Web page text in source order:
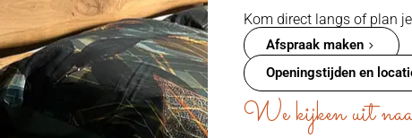
Kom direct langs of plan
Afspraak maken
Openingstijden en
We kijken uit